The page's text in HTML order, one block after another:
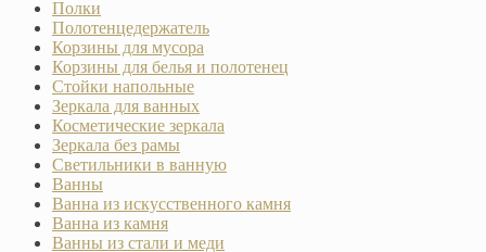
Полки
Полотенцедержатель
Корзины для мусора
Корзины для белья и полотенец
Стойки напольные
Зеркала для ванных
Косметические зеркала
Зеркала без рамы
Светильники в ванную
Ванны
Ванна из искусственного камня
Ванна из камня
Ванны из стали и меди